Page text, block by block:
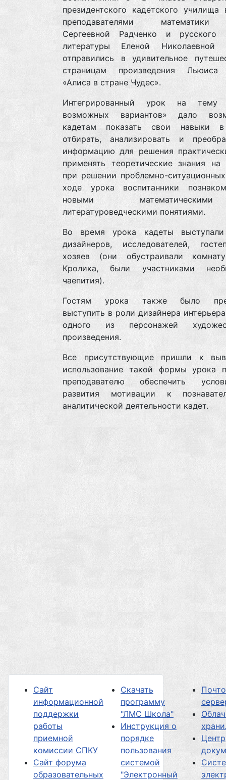
президентского кадетского училища
преподавателями
Сергеевной Радченко и
литературы Еленой Николаевной
отправились в удивительное
страницам произведения Льюиса
«Алиса в стране Чудес».
Интегрированный урок на тему
возможных вариантов» дало
кадетам показать свои навыки
отбирать, анализировать и
информацию для решения
применять теоретические знания на
при решении проблемно-
ходе урока воспитанники
новыми
литературоведческими понятиями.
Во время урока кадеты
дизайнеров, исследователей,
хозяев (они обустраивали
Кролика, были участниками
чаепития).
Гостям урока также было
выступить в роли дизайнера
одного из персонажей
произведения.
Все присутствующие пришли к
использование такой формы урока
преподавателю обеспечить
развития мотивации к
аналитической деятельности кадет.
Сайт
информационной
поддержки
работы
приемной
комиссии СПКУ
Сайт форума
образовательных
Скачать
программу
"ЛМС Школа"
Инструкция о
порядке
пользования
системой
"Электронный
Центр